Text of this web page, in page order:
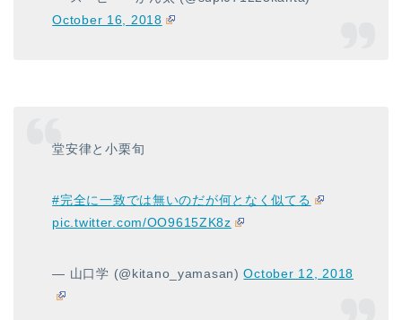
October 16, 2018
堂安律と小栗旬
#完全に一致では無いのだが何となく似てる
pic.twitter.com/OO9615ZK8z
— 山口学 (@kitano_yamasan)October 12, 2018